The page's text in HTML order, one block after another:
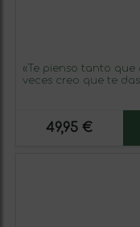
«Te pienso tanto que
veces creo que te das
Martín Berasategui
49,95 €